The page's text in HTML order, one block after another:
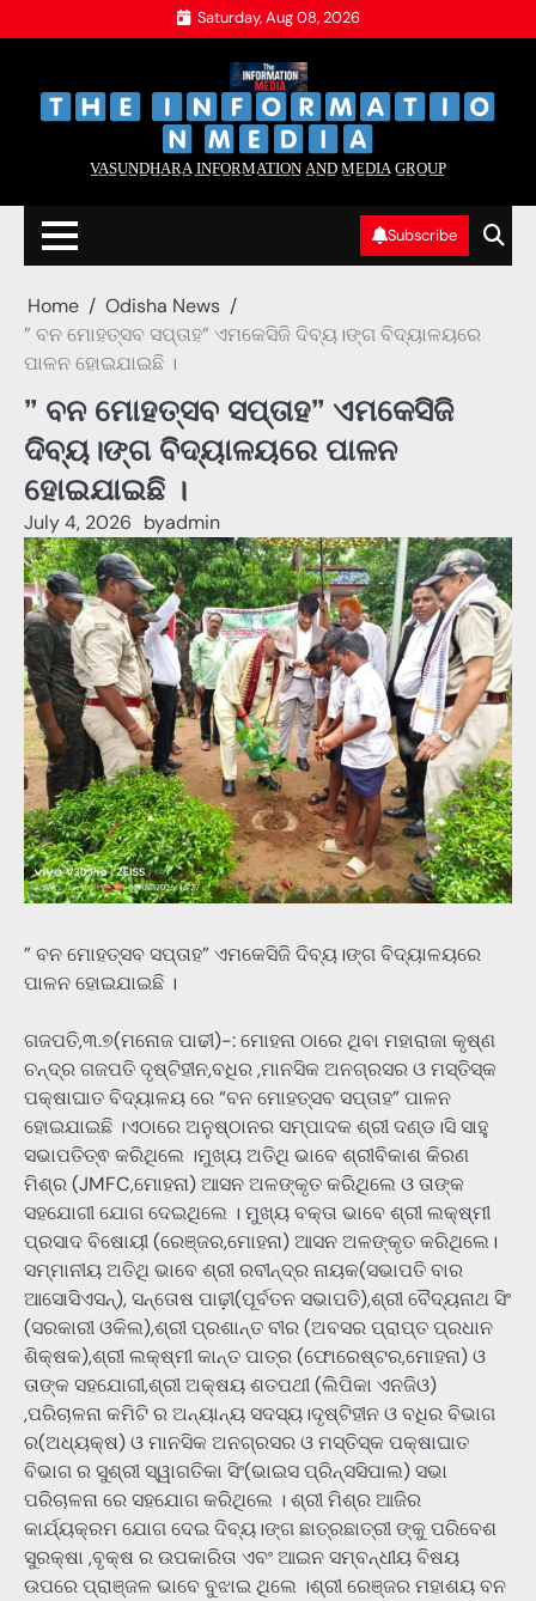
to
Saturday, Aug 08, 2026
V̲A̲S̲U̲N̲D̲H̲A̲R̲A̲ I̲N̲F̲O̲R̲M̲A̲T̲I̲O̲N̲ A̲N̲D̲ M̲E̲D̲I̲A̲ G̲R̲O̲U̲P̲
Subscribe
Home
Odisha News
” ବନ ମୋହତ୍ସବ ସପ୍ତାହ” ଏମକେସିଜି ଦିବ୍ୟ।ଙ୍ଗ ବିଦ୍ୟାଳୟରେ
ପାଳନ ହୋଇଯାଇଛି ।
” ବନ ମୋହତ୍ସବ ସପ୍ତାହ” ଏମକେସିଜି
ଦିବ୍ୟ।ଙ୍ଗ ବିଦ୍ୟାଳୟରେ ପାଳନ
ହୋଇଯାଇଛି ।
July 4, 2026 byadmin
” ବନ ମୋହତ୍ସବ ସପ୍ତାହ” ଏମକେସିଜି ଦିବ୍ୟ।ଙ୍ଗ ବିଦ୍ୟାଳୟରେ
ପାଳନ ହୋଇଯାଇଛି ।
ଗଜପତି,୩.୭(ମନୋଜ ପାଢୀ)-: ମୋହନା ଠାରେ ଥିବା ମହାରାଜା କୃଷ୍ଣ
ଚନ୍ଦ୍ର ଗଜପତି ଦୃଷ୍ଟିହୀନ,ବଧିର ,ମାନସିକ ଅନଗ୍ରସର ଓ ମସ୍ତିସ୍କ
ପକ୍ଷାଘାତ ବିଦ୍ୟାଳୟ ରେ “ବନ ମୋହତ୍ସବ ସପ୍ତାହ” ପାଳନ
ହୋଇଯାଇଛି ।ଏଠାରେ ଅନୁଷ୍ଠାନର ସମ୍ପାଦକ ଶ୍ରୀ ଦଣ୍ଡ।ସି ସାହୁ
ସଭାପତିତ୍ଵ କରିଥିଲେ ।ମୁଖ୍ୟ ଅତିଥି ଭାବେ ଶ୍ରୀବିକାଶ କିରଣ
ମିଶ୍ର (JMFC,ମୋହନା) ଆସନ ଅଳଙ୍କୃତ କରିଥିଲେ ଓ ତାଙ୍କ
ସହଯୋଗୀ ଯୋଗ ଦେଇଥିଲେ । ମୁଖ୍ୟ ବକ୍ତା ଭାବେ ଶ୍ରୀ ଲକ୍ଷ୍ମୀ
ପ୍ରସାଦ ବିଷୋୟୀ (ରେଞ୍ଜର,ମୋହନା) ଆସନ ଅଳଙ୍କୃତ କରିଥିଲେ।
ସମ୍ମାନୀୟ ଅତିଥି ଭାବେ ଶ୍ରୀ ରବୀନ୍ଦ୍ର ନାୟକ(ସଭାପତି ବାର
ଆସୋସିଏସନ୍), ସନ୍ତୋଷ ପାଢ଼ୀ(ପୂର୍ବତନ ସଭାପତି),ଶ୍ରୀ ବୈଦ୍ୟନାଥ ସିଂ
(ସରକାରୀ ଓକିଲ),ଶ୍ରୀ ପ୍ରଶାନ୍ତ ବୀର (ଅବସର ପ୍ରାପ୍ତ ପ୍ରଧାନ
ଶିକ୍ଷକ),ଶ୍ରୀ ଲକ୍ଷ୍ମୀ କାନ୍ତ ପାତ୍ର (ଫୋରେଷ୍ଟର,ମୋହନା) ଓ
ତାଙ୍କ ସହଯୋଗୀ,ଶ୍ରୀ ଅକ୍ଷୟ ଶତପଥୀ (ଲିପିକା ଏନଜିଓ)
,ପରିଚାଳନା କମିଟି ର ଅନ୍ୟାନ୍ୟ ସଦସ୍ୟ।ଦୃଷ୍ଟିହୀନ ଓ ବଧିର ବିଭାଗ
ର(ଅଧ୍ୟକ୍ଷ) ଓ ମାନସିକ ଅନଗ୍ରସର ଓ ମସ୍ତିସ୍କ ପକ୍ଷାଘାତ
ବିଭାଗ ର ସୁଶ୍ରୀ ସ୍ୱାଗତିକା ସିଂ(ଭାଇସ ପ୍ରିନ୍ସସିପାଲ) ସଭା
ପରିଚାଳନା ରେ ସହଯୋଗ କରିଥିଲେ । ଶ୍ରୀ ମିଶ୍ର ଆଜିର
କାର୍ଯ୍ୟକ୍ରମ ଯୋଗ ଦେଇ ଦିବ୍ୟ।ଙ୍ଗ ଛାତ୍ରଛାତ୍ରୀ ଙ୍କୁ ପରିବେଶ
ସୁରକ୍ଷା ,ବୃକ୍ଷ ର ଉପକାରିତା ଏବଂ ଆଇନ ସମ୍ବନ୍ଧୀୟ ବିଷୟ
ଉପରେ ପ୍ରାଞ୍ଜଳ ଭାବେ ବୁଝାଇ ଥିଲେ ।ଶ୍ରୀ ରେଞ୍ଜର ମହାଶୟ ବନ